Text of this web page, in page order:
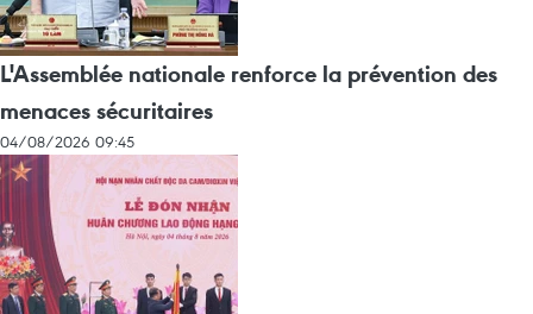
L'Assemblée nationale renforce la prévention des
menaces sécuritaires
04/08/2026 09:45